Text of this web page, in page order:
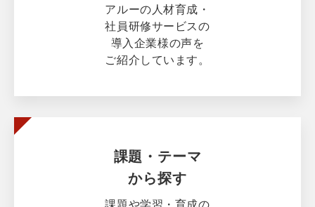
アルーの人材育成・
社員研修サービスの
導入企業様の声を
ご紹介しています。
課題・テーマ
から探す